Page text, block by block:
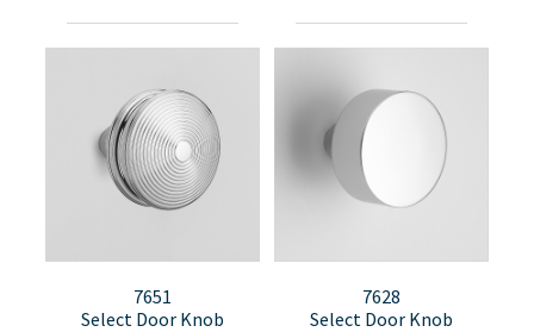
7651
Select Door Knob
7628
Select Door Knob